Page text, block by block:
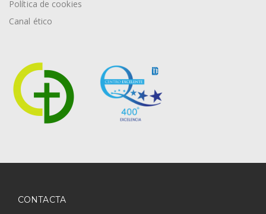
Política de cookies
Canal ético
CONTACTA